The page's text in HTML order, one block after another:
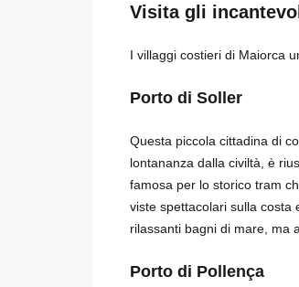
Visita gli
I villaggi costieri di Maiorca
Porto di Soller
Questa piccola cittadina di
lontananza dalla civiltà, è
famosa per lo storico tram
viste spettacolari sulla costa
rilassanti bagni di mare, ma
Porto di Pollença